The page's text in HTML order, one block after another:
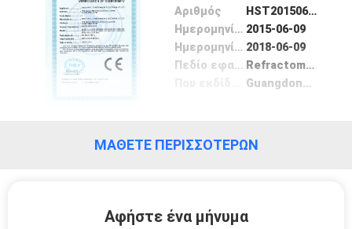
ΌΛΕΣ
ΠΕΡΙΠΤΏΣΕΙΣ
Αριθμός
HST201506-2165-CE-E
Ημερομηνία Έκδοσης 2015-06-09
Ημερομηνία λήξης 2018-06-09
Πεδίο εφαρμογής / Range
Refractometer
Guangdong Huesent Testing&Inspection Technology co.,ltd
ΜΆΘΕΤΕ ΠΕΡΙΣΣΌΤΕΡΩΝ
Αφήστε ένα μήνυμα